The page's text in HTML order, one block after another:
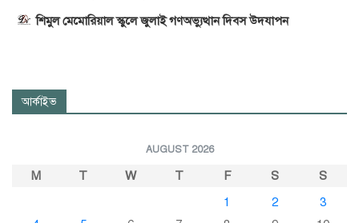
শিমুল মেমোরিয়াল স্কুলে জুলাই গণঅভ্যুত্থান দিবস উদযাপন
আর্কাইভ
AUGUST 2026
M T W T F S
S
1
2
3